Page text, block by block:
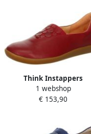
Think Instappers
1 webshop
€ 153,90